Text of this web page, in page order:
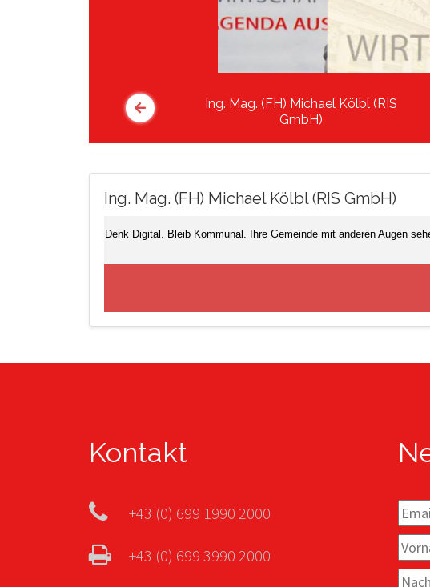
Ing. Mag. (FH) Michael Kölbl (RIS
GmbH)
Ing. Mag. (FH) Michael Kölbl (RIS GmbH)
Denk Digital. Bleib Kommunal. Ihre Gemeinde mit anderen Augen
Kontakt
+43 (0) 699 1990 2000
+43 (0) 699 3990 2000